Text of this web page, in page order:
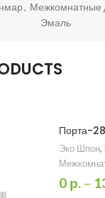
, Межкомнатные
Эмаль
Порта-28
Эко Шпон,
0 р. –